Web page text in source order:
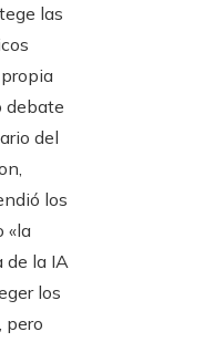
las
debate
del
los
«la
de la IA
los
pero